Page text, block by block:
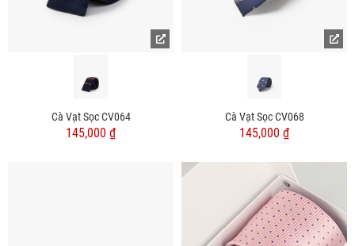
Cà Vạt Sọc CV064
145,000 ₫
Cà Vạt Sọc CV068
145,000 ₫